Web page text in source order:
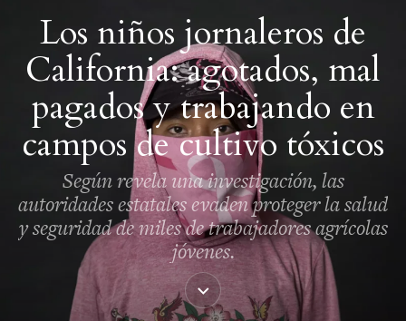
Los niños jornaleros de
California: agotados, mal
pagados y trabajando en
campos de cultivo tóxicos
Según revela una investigación, las
autoridades estatales evaden proteger la salud
y seguridad de miles de trabajadores agrícolas
jóvenes.